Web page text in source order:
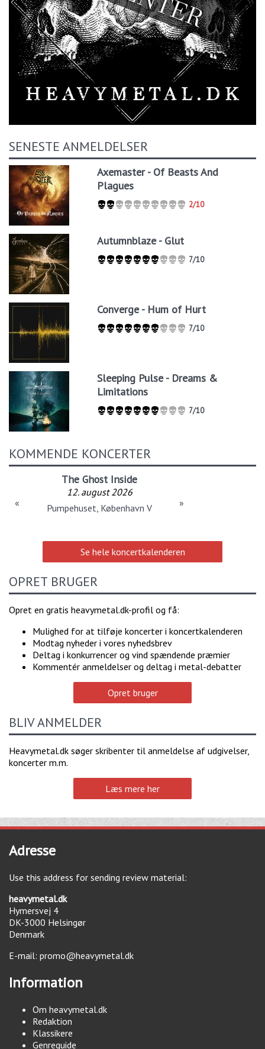
SENESTE ANMELDELSER
Axemaster - Of Beasts And
Plagues
2/10
Autumnblaze - Glut
7/10
Converge - Hum of Hurt
7/10
Sleeping Pulse - Dreams &
Limitations
7/10
KOMMENDE KONCERTER
The Ghost Inside
12. august 2026
Pumpehuset, København V
« »
Se hele koncertkalenderen
OPRET BRUGER
Opret en gratis heavymetal.dk-profil og få:
Mulighed for at tilføje koncerter i koncertkalenderen
Modtag nyheder i vores nyhedsbrev
Deltag i konkurrencer og vind spændende præmier
Kommentér anmeldelser og deltag i metal-debatter
Opret bruger
BLIV ANMELDER
Heavymetal.dk søger skribenter til anmeldelse af udgivelser,
koncerter m.m.
Læs mere her
Adresse
Use this address for sending review material:
heavymetal.dk
Hymersvej 4
DK-3000 Helsingør
Denmark
E-mail: promo@heavymetal.dk
Information
Om heavymetal.dk
Redaktion
Klassikere
Genreguide